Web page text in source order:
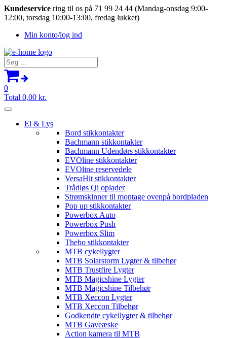
Kundeservice ring til os på 71 99 24 44 (Mandag-onsdag 9:00-
12:00, torsdag 10:00-13:00, fredag lukket)
Min konto/log ind
Søg
efter:
0
Total 0,00 kr.
El & Lys
Bord stikkontakter
Bachmann stikkontakter
Bachmann Udendørs stikkontakter
EVOline stikkontakter
EVOline reservedele
VersaHit stikkontakter
Trådløs Qi oplader
Strømskinner til montage ovenpå bordpladen
Pop up stikkontakter
Powerbox Auto
Powerbox Push
Powerbox Slim
Thebo stikkontakter
MTB cykellygter
MTB Solarstorm Lygter & tilbehør
MTB Trustfire Lygter
MTB Magicshine Lygter
MTB Magicshine Tilbehør
MTB Xeccon Lygter
MTB Xeccon Tilbehør
Godkendte cykellygter & tilbehør
MTB Gaveæske
Action kamera til MTB